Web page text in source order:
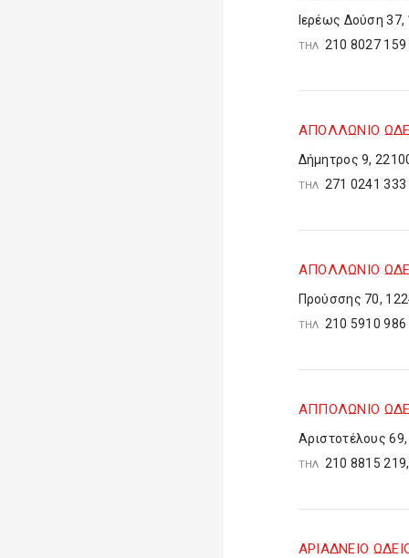
Ιερέως Δούση
ΤΗΛ 210 8027
ΑΠΟΛΛΩΝΙΟ
Δήμητρος 9,
ΤΗΛ 271 0241
ΑΠΟΛΛΩΝΙΟ
Προύσσης 70,
ΤΗΛ 210 5910
ΑΠΠΟΛΩΝΙΟ
Αριστοτέλους
ΤΗΛ 210 8815
ΑΡΙΑΔΝΕΙΟ